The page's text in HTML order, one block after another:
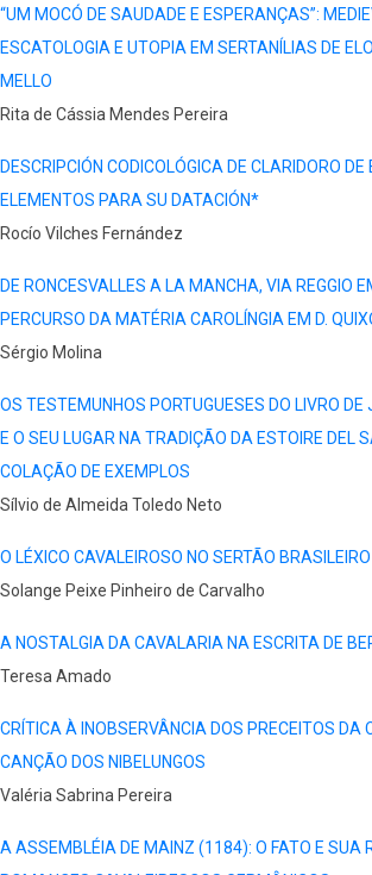
“UM MOCÓ DE SAUDADE E ESPERANÇAS”:
ESCATOLOGIA E UTOPIA EM SERTANÍLIAS DE
MELLO
Rita de Cássia Mendes Pereira
DESCRIPCIÓN CODICOLÓGICA DE CLARIDORO
ELEMENTOS PARA SU DATACIÓN*
Rocío Vilches Fernández
DE RONCESVALLES A LA MANCHA, VIA REGGIO
PERCURSO DA MATÉRIA CAROLÍNGIA EM D.
Sérgio Molina
OS TESTEMUNHOS PORTUGUESES DO LIVRO
E O SEU LUGAR NA TRADIÇÃO DA ESTOIRE DEL
COLAÇÃO DE EXEMPLOS
Sílvio de Almeida Toledo Neto
O LÉXICO CAVALEIROSO NO SERTÃO BRASILEIRO
Solange Peixe Pinheiro de Carvalho
A NOSTALGIA DA CAVALARIA NA ESCRITA DE
Teresa Amado
CRÍTICA À INOBSERVÂNCIA DOS PRECEITOS DA
CANÇÃO DOS NIBELUNGOS
Valéria Sabrina Pereira
A ASSEMBLÉIA DE MAINZ (1184): O FATO E SUA